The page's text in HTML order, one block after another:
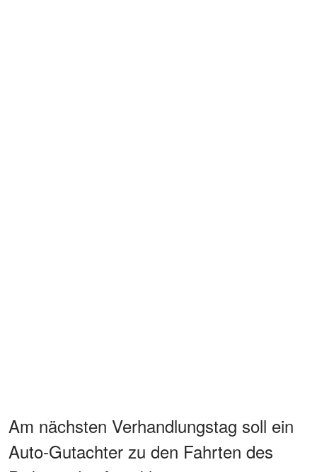
Am nächsten Verhandlungstag soll ein
Auto-Gutachter zu den Fahrten des